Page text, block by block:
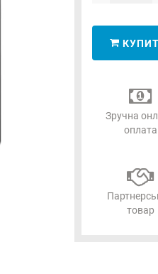
Зручна
оплата
товар